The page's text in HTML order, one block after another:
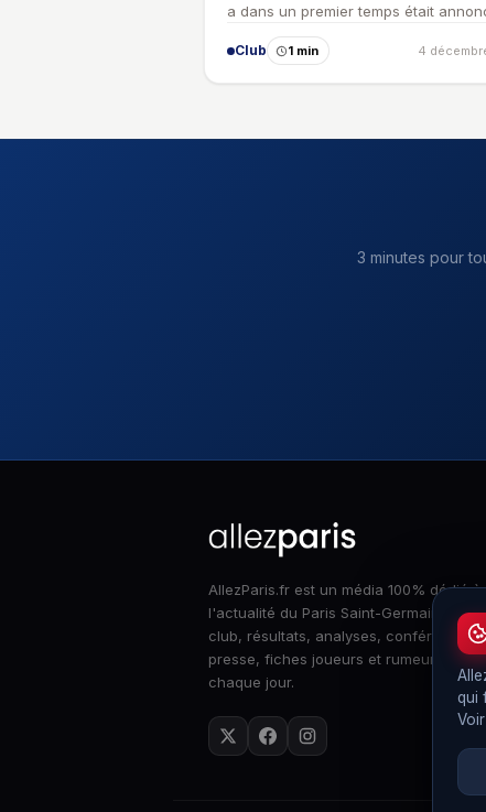
a dans un premier temps était
absent jusqu'à l'an…
Club 1 min 4
3 minutes pour
AllezParis.fr est un média 100% dédié à
l'actualité du Paris Saint-Germain : infos
club, résultats, analyses, conférences
presse, fiches joueurs et rumeurs
chaque jour.
qui